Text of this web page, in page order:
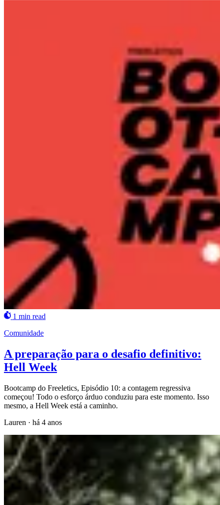
1 min read
Comunidade
A preparação para o desafio definitivo:
Hell Week
Bootcamp do Freeletics, Episódio 10: a contagem regressiva
começou! Todo o esforço árduo conduziu para este momento. Isso
mesmo, a Hell Week está a caminho.
Lauren · há 4 anos